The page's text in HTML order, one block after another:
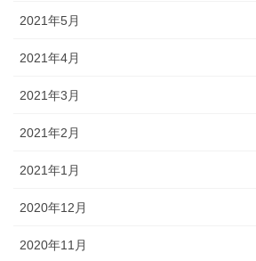
2021年5月
2021年4月
2021年3月
2021年2月
2021年1月
2020年12月
2020年11月